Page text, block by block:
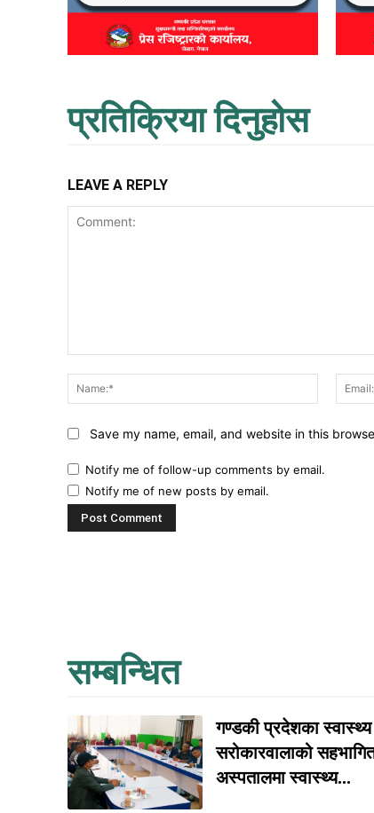
प्रतिक्रिया दिनुहोस
LEAVE A REPLY
Name:*
Save my name, email, and website in this
Notify me of follow-up comments by email.
Notify me of new posts by email.
सम्बन्धित
गण्डकी प्रदेशका
सरोकारवालाको
अस्पतालमा स्वास्थ्य...